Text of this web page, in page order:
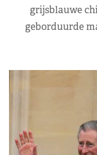
grijsblauwe
geborduurde